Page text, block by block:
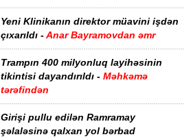
Yeni Klinikanın direktor müavini işdən
çıxarıldı -Anar Bayramovdan əmr
Trampın 400 milyonluq layihəsinin
tikintisi dayandırıldı - Məhkəmə
tərəfindən
Girişi pullu edilən Ramramay
şəlaləsinə qalxan yol bərbad